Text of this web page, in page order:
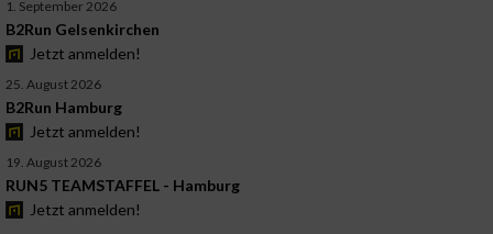
1. September 2026
B2Run Gelsenkirchen
Jetzt anmelden!
25. August 2026
B2Run Hamburg
Jetzt anmelden!
19. August 2026
RUN5 TEAMSTAFFEL - Hamburg
Jetzt anmelden!